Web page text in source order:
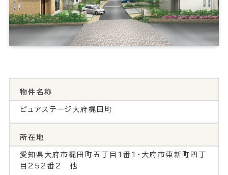
物件名称
ピュアステージ大府梶田町
所在地
愛知県大府市梶田町五丁目1番1・大府市東新町四丁
目252番2 他